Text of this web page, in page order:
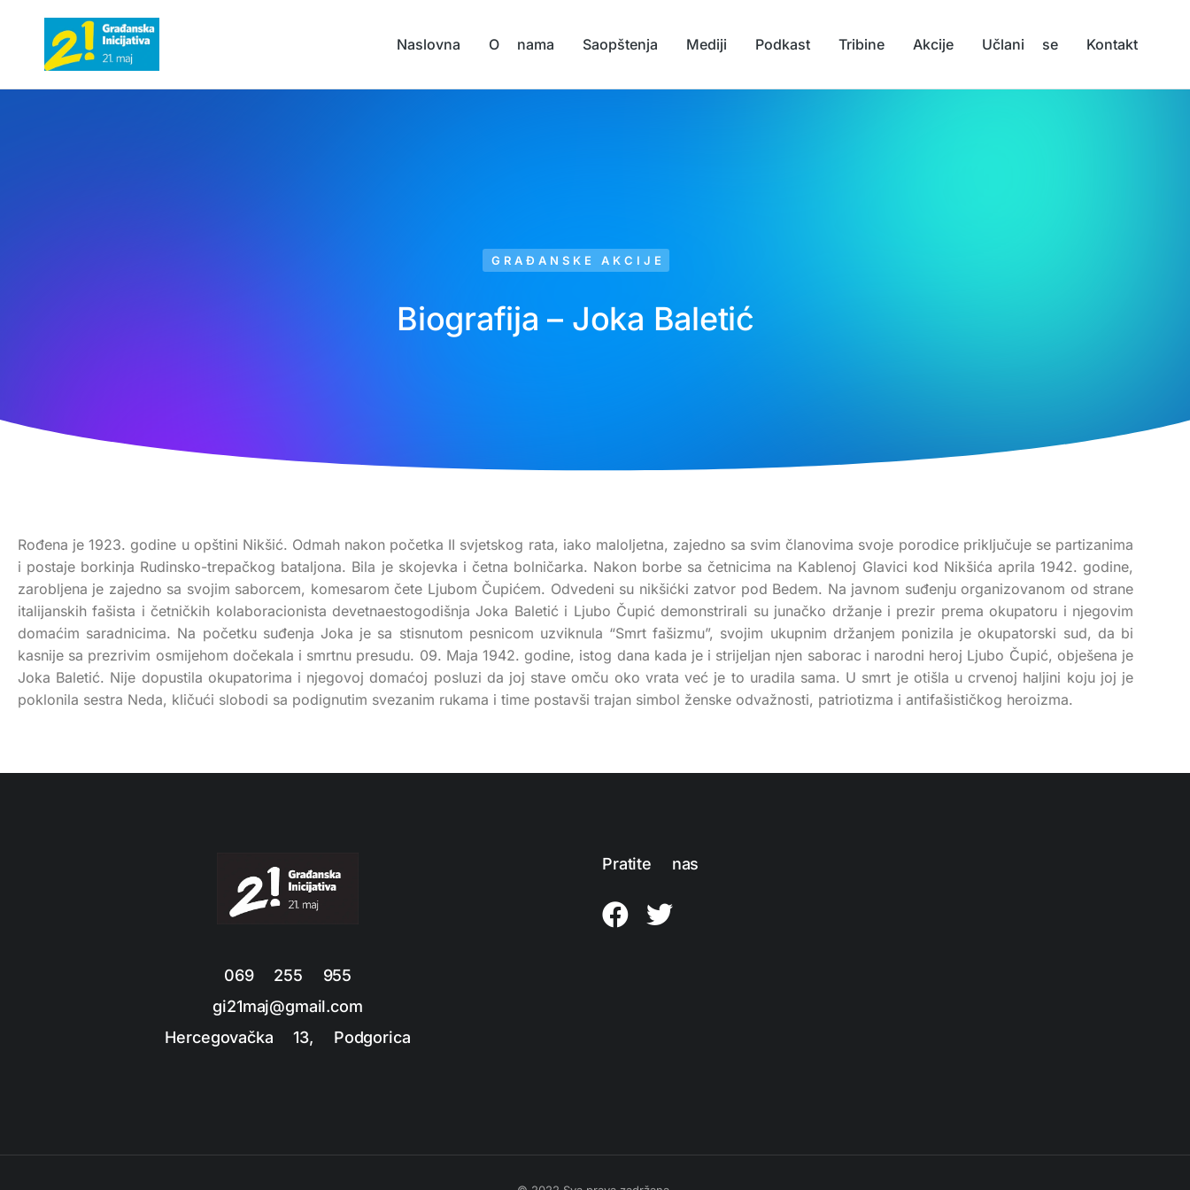
Naslovna O nama Saopštenja Mediji Podkast Tribine Akcije Učlani se Kontakt
GRAĐANSKE AKCIJE
Biografija – Joka Baletić
Rođena je 1923. godine u opštini Nikšić. Odmah nakon početka II svjetskog rata, iako maloljetna, zajedno sa svim članovima svoje porodice priključuje se partizanima
i postaje borkinja Rudinsko-trepačkog bataljona. Bila je skojevka i četna bolničarka. Nakon borbe sa četnicima na Kablenoj Glavici kod Nikšića aprila 1942. godine,
zarobljena je zajedno sa svojim saborcem, komesarom čete Ljubom Čupićem. Odvedeni su nikšićki zatvor pod Bedem. Na javnom suđenju organizovanom od strane
italijanskih fašista i četničkih kolaboracionista devetnaestogodišnja Joka Baletić i Ljubo Čupić demonstrirali su junačko držanje i prezir prema okupatoru i njegovim
domaćim saradnicima. Na početku suđenja Joka je sa stisnutom pesnicom uzviknula “Smrt fašizmu”, svojim ukupnim držanjem ponizila je okupatorski sud, da bi
kasnije sa prezrivim osmijehom dočekala i smrtnu presudu. 09. Maja 1942. godine, istog dana kada je i strijeljan njen saborac i narodni heroj Ljubo Čupić, obješena je
Joka Baletić. Nije dopustila okupatorima i njegovoj domaćoj posluzi da joj stave omču oko vrata već je to uradila sama. U smrt je otišla u crvenoj haljini koju joj je
poklonila sestra Neda, kličući slobodi sa podignutim svezanim rukama i time postavši trajan simbol ženske odvažnosti, patriotizma i antifašističkog heroizma.
069 255 955
gi21maj@gmail.com
Hercegovačka 13, Podgorica
Pratite nas